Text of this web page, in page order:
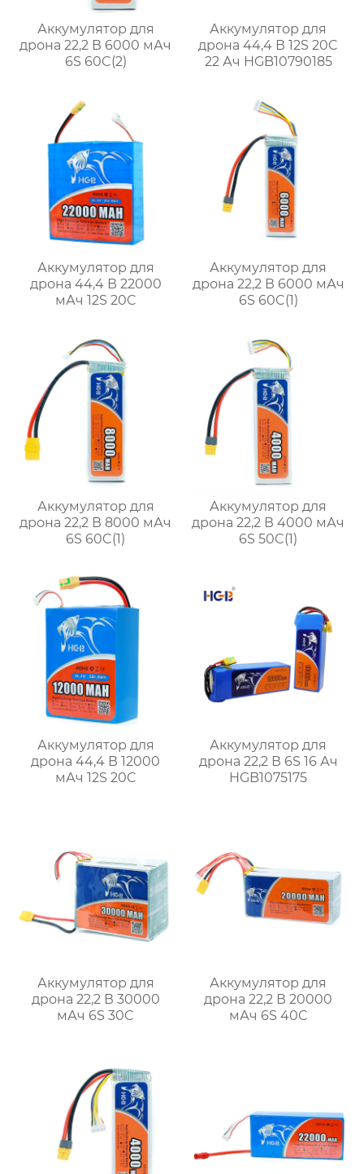
Аккумулятор для
дрона 22,2 В 6000 мАч
6S 60C(2)
Аккумулятор для
дрона 44,4 В 12S 20C
22 Ач HGB10790185
Аккумулятор для
дрона 44,4 В 22000
мАч 12S 20C
Аккумулятор для
дрона 22,2 В 6000 мАч
6S 60C(1)
Аккумулятор для
дрона 22,2 В 8000 мАч
6S 60C(1)
Аккумулятор для
дрона 22,2 В 4000 мАч
6S 50C(1)
Аккумулятор для
дрона 44,4 В 12000
мАч 12S 20C
Аккумулятор для
дрона 22,2 В 6S 16 Ач
HGB1075175
Аккумулятор для
дрона 22,2 В 30000
мАч 6S 30C
Аккумулятор для
дрона 22,2 В 20000
мАч 6S 40C